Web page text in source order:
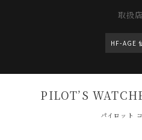
取扱
HF-AGE
PILOT’S
パイロット